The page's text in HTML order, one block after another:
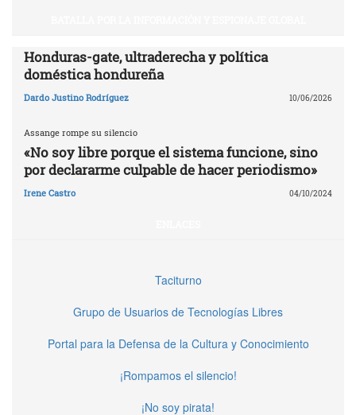
Honduras-gate, ultraderecha y política
doméstica hondureña
Dardo Justino Rodríguez 10/06/2026
Assange rompe su silencio
«No soy libre porque el sistema funcione, sino
por declararme culpable de hacer periodismo»
Irene Castro 04/10/2024
Taciturno
Grupo de Usuarios de Tecnologías Libres
Portal para la Defensa de la Cultura y Conocimiento
¡Rompamos el silencio!
¡No soy pirata!